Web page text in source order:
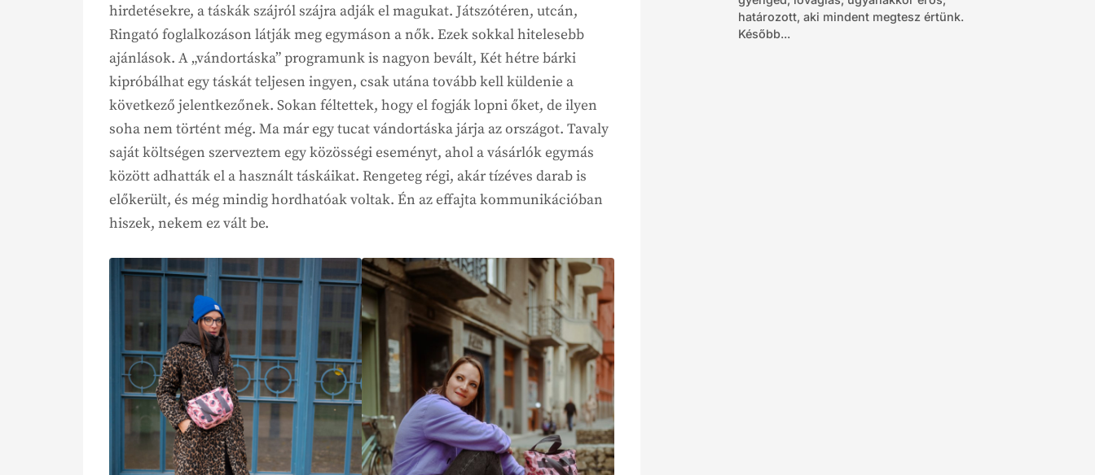
hirdetésekre, a táskák szájról szájra adják el magukat. Játszótéren, utcán,
Ringató foglalkozáson látják meg egymáson a nők. Ezek sokkal hitelesebb
ajánlások. A „vándortáska” programunk is nagyon bevált, Két hétre bárki
kipróbálhat egy táskát teljesen ingyen, csak utána tovább kell küldenie a
következő jelentkezőnek. Sokan féltettek, hogy el fogják lopni őket, de ilyen
soha nem történt még. Ma már egy tucat vándortáska járja az országot. Tavaly
saját költségen szerveztem egy közösségi eseményt, ahol a vásárlók egymás
között adhatták el a használt táskáikat. Rengeteg régi, akár tízéves darab is
előkerült, és még mindig hordhatóak voltak. Én az effajta kommunikációban
hiszek, nekem ez vált be.
határozott, aki mindent megtesz értünk.
Később...